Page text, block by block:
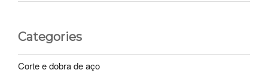
Categories
Corte e dobra de aço